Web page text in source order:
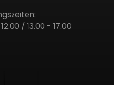
/ 13.00 - 17.00